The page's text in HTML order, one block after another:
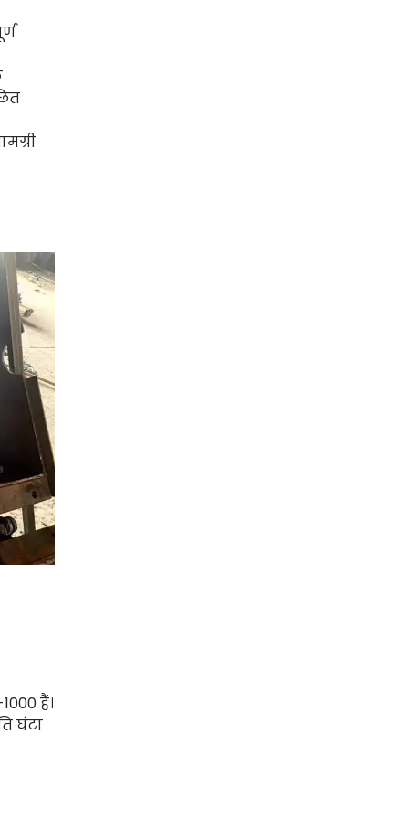
हैं।
घंटा